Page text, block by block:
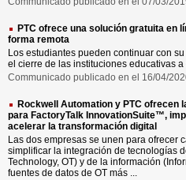
PTC ofrece una solución gratuita en
forma remota
Los estudiantes pueden continuar con
el cierre de las instituciones educativas
Communicado publicado en el 16/04/
Rockwell Automation y PTC
para FactoryTalk InnovationSuite™,
acelerar la transformación digital
Las dos empresas se unen para ofrecer
simplificar la integración de tecnologías
Technology, OT) y de la información
fuentes de datos de OT más ...